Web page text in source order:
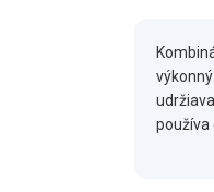
používa